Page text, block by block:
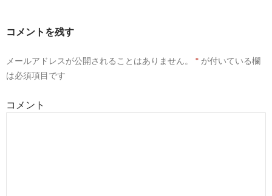
コメントを残す
メールアドレスが公開されることはありません。 * が付いている欄
は必須項目です
コメント